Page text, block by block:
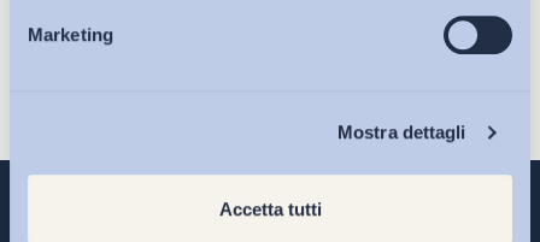
Marketing
Mostra dettagli
Accetta tutti
Eventi